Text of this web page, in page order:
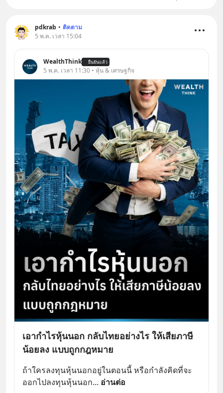
pdkrab • ติดตาม
5 พ.ค. เวลา 15:04
WealthThink ยืนยันแล้ว
5 พ.ค. เวลา 11:30 • หุ้น & เศรษฐกิจ
เอากำไรหุ้นนอก กลับไทยอย่างไร ให้เสียภาษี
น้อยลง แบบถูกกฎหมาย
ถ้าใครลงทุนหุ้นนอกอยู่ในตอนนี้ หรือกำลังคิดที่จะ
ออกไปลงทุนหุ้นนอก... อ่านต่อ